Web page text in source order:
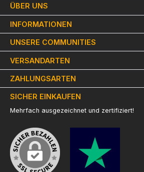
ÜBER UNS
INFORMATIONEN
UNSERE COMMUNITIES
VERSANDARTEN
ZAHLUNGSARTEN
SICHER EINKAUFEN
Mehrfach ausgezeichnet und zertifiziert!